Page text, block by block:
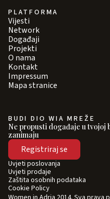
PLATFORMA
Vijesti
Network
Događaji
Projekti
O nama
Kontakt
Impressum
Mapa stranice
BUDI DIO WIA MREŽE
Ne propusti događaje u
zanimaju
Registriraj se
Uvjeti poslovanja
Uvjeti prodaje
Zaštita osobnih podataka
Cookie Policy